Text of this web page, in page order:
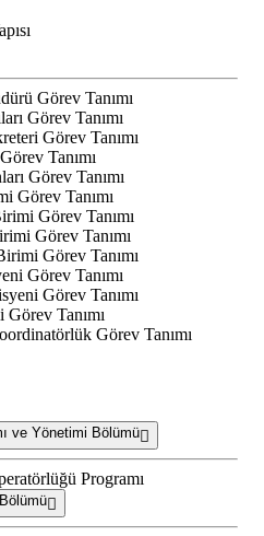
Görev Tanımı
Görev Tanımı
Görev Tanımı
Tanımı
Görev Tanımı
Görev Tanımı
Görev Tanımı
Görev Tanımı
Görev Tanımı
Görev Tanımı
Görev Tanımı
Tanımı
Görev Tanımı
Veri Tabanı, Ağ tasarımı ve Yönetimi Bölümü
Programı